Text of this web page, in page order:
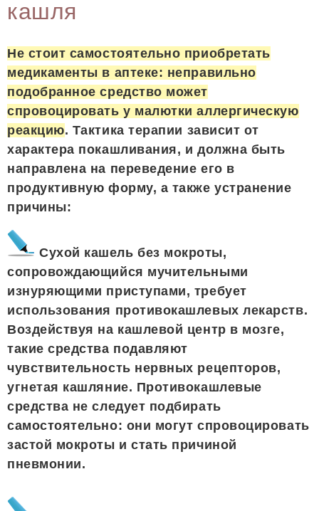
кашля
Не стоит самостоятельно приобретать
медикаменты в аптеке: неправильно
подобранное средство может
спровоцировать у малютки аллергическую
реакцию. Тактика терапии зависит от
характера покашливания, и должна быть
направлена на переведение его в
продуктивную форму, а также устранение
причины:
Сухой кашель без мокроты,
сопровождающийся мучительными
изнуряющими приступами, требует
использования противокашлевых лекарств.
Воздействуя на кашлевой центр в мозге,
такие средства подавляют
чувствительность нервных рецепторов,
угнетая кашляние. Противокашлевые
средства не следует подбирать
самостоятельно: они могут спровоцировать
застой мокроты и стать причиной
пневмонии.